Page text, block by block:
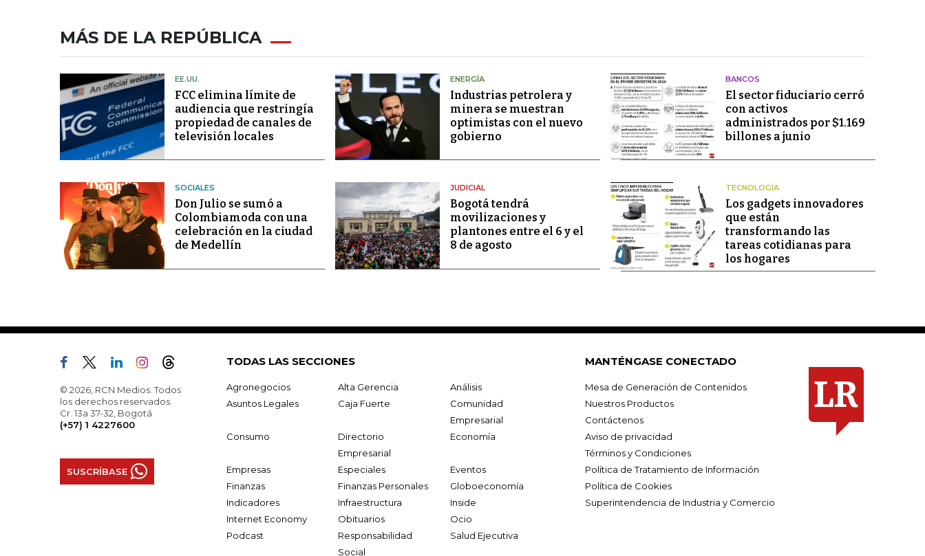
MÁS DE LA REPÚBLICA
EE.UU.
FCC elimina límite de
audiencia que restringía
propiedad de canales de
televisión locales
ENERGÍA
Industrias petrolera y
minera se muestran
optimistas con el nuevo
gobierno
BANCOS
El sector fiduciario cerró
con activos
administrados por $1.169
billones a junio
SOCIALES
Don Julio se sumó a
Colombiamoda con una
celebración en la ciudad
de Medellín
JUDICIAL
Bogotá tendrá
movilizaciones y
plantones entre el 6 y el
8 de agosto
TECNOLOGÍA
Los gadgets innovadores
que están
transformando las
tareas cotidianas para
los hogares
© 2026, RCN Medios. Todos
los derechos reservados.
Cr. 13a 37-32, Bogotá
(+57) 1 4227600
SUSCRÍBASE
TODAS LAS SECCIONES
Agronegocios Alta Gerencia
Análisis
Asuntos Legales
Caja Fuerte
Comunidad
Empresarial
Consumo
Directorio
Empresarial
Economía
Empresas Especiales
Eventos
Finanzas
Finanzas Personales
Globoeconomía
Indicadores
Infraestructura
Inside
Internet Economy
Obituarios
Ocio
Podcast
Responsabilidad
Social
Salud Ejecutiva
MANTÉNGASE CONECTADO
Mesa de Generación de Contenidos
Nuestros Productos
Contáctenos
Aviso de privacidad
Términos y Condiciones
Política de Tratamiento de Información
Política de Cookies
Superintendencia de Industria y Comercio